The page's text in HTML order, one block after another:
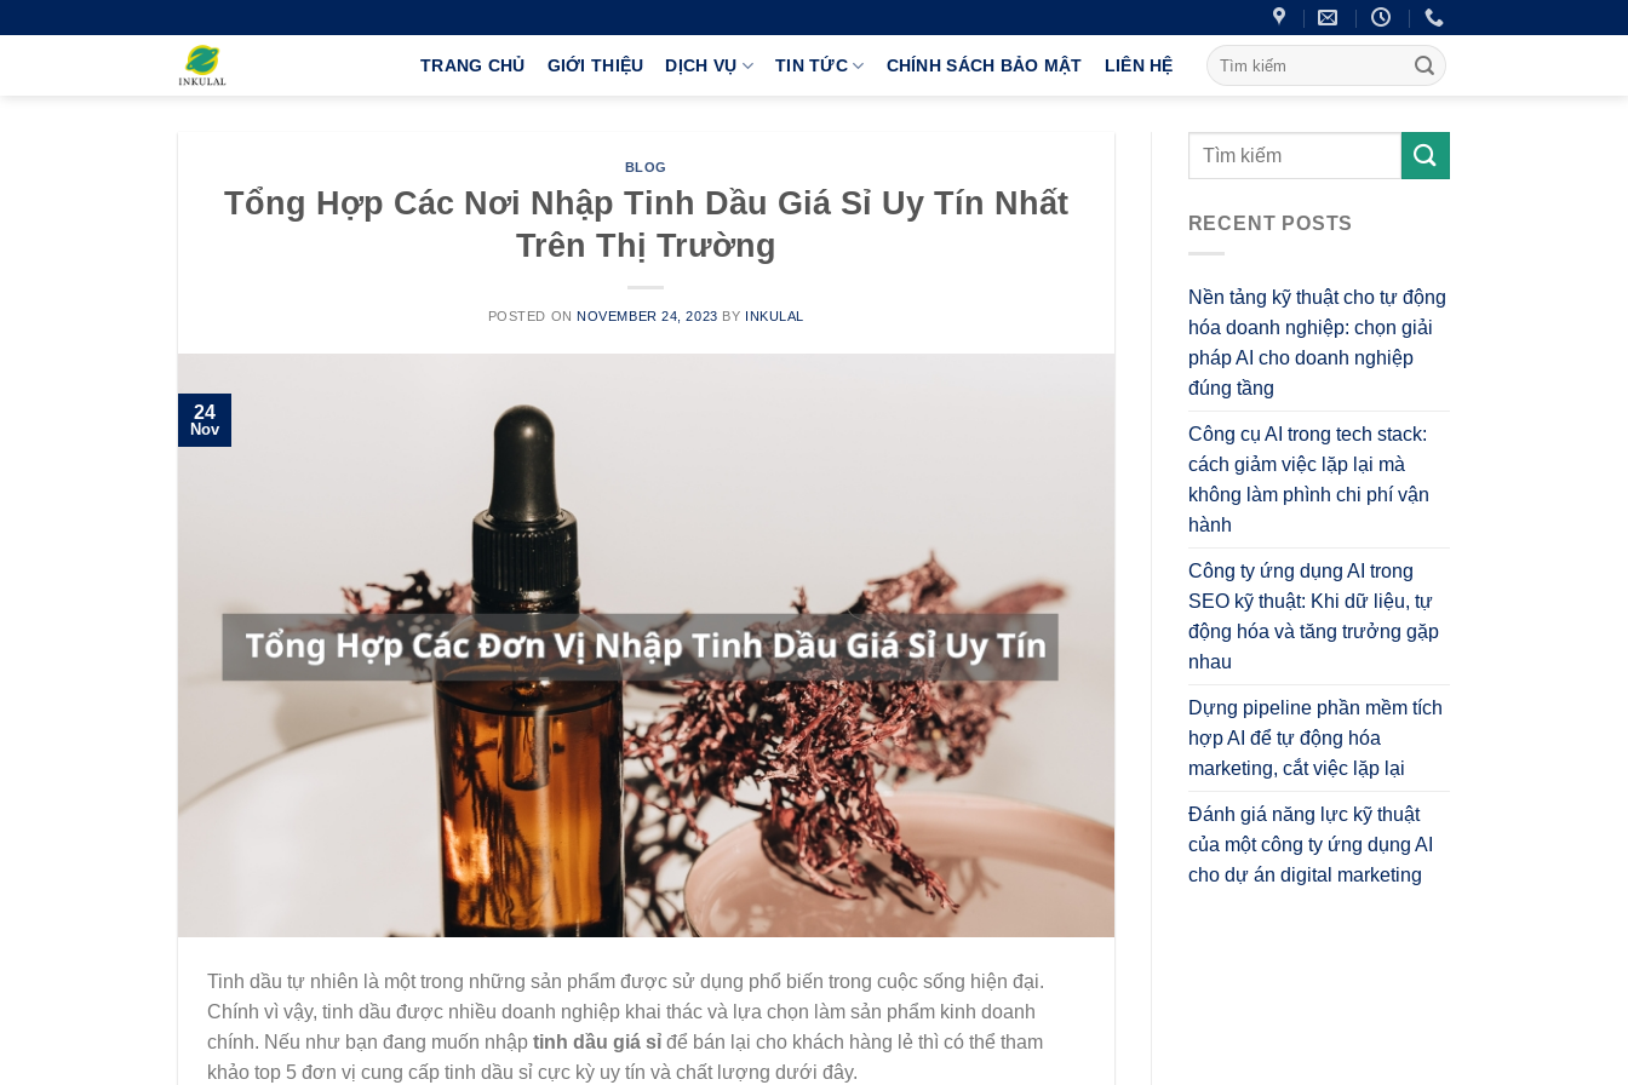
TRANG CHỦ GIỚI THIỆU DỊCH VỤ TIN TỨC CHÍNH SÁCH BẢO MẬT LIÊN HỆ
BLOG
Tổng Hợp Các Nơi Nhập Tinh Dầu Giá Sỉ Uy Tín Nhất
Trên Thị Trường
POSTED ONNOVEMBER 24, 2023 BY INKULAL
24
Nov
Tinh dầu tự nhiên là một trong những sản phẩm được sử dụng phổ biến trong cuộc sống hiện đại.
Chính vì vậy, tinh dầu được nhiều doanh nghiệp khai thác và lựa chọn làm sản phẩm kinh doanh
chính. Nếu như bạn đang muốn nhập tinh dầu giá sỉ để bán lại cho khách hàng lẻ thì có thể tham
khảo top 5 đơn vị cung cấp tinh dầu sỉ cực kỳ uy tín và chất lượng dưới đây.
RECENT POSTS
Nền tảng kỹ thuật cho tự động
hóa doanh nghiệp: chọn giải
pháp AI cho doanh nghiệp
đúng tầng
Công cụ AI trong tech stack:
cách giảm việc lặp lại mà
không làm phình chi phí vận
hành
Công ty ứng dụng AI trong
SEO kỹ thuật: Khi dữ liệu, tự
động hóa và tăng trưởng gặp
nhau
Dựng pipeline phần mềm tích
hợp AI để tự động hóa
marketing, cắt việc lặp lại
Đánh giá năng lực kỹ thuật
của một công ty ứng dụng AI
cho dự án digital marketing